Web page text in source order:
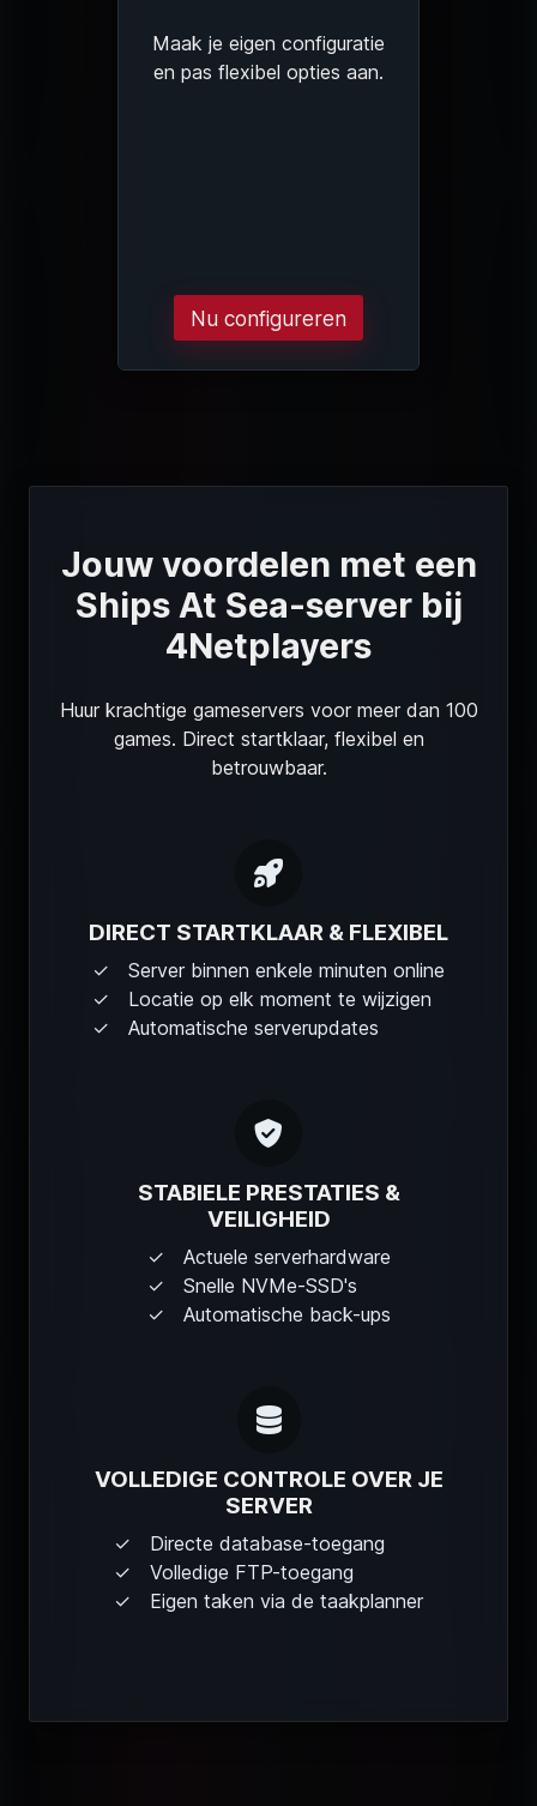
Maak je eigen configuratie
en pas flexibel opties aan.
Nu configureren
Jouw voordelen met een
Ships At Sea-server bij
4Netplayers
Huur krachtige gameservers voor meer dan 100
games. Direct startklaar, flexibel en
betrouwbaar.
DIRECT STARTKLAAR & FLEXIBEL
Server binnen enkele minuten online
Locatie op elk moment te wijzigen
Automatische serverupdates
STABIELE PRESTATIES &
VEILIGHEID
Actuele serverhardware
Snelle NVMe-SSD's
Automatische back-ups
VOLLEDIGE CONTROLE OVER JE
SERVER
Directe database-toegang
Volledige FTP-toegang
Eigen taken via de taakplanner